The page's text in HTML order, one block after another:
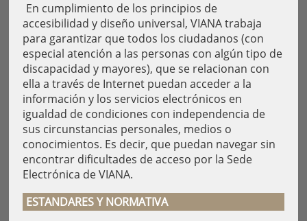
En cumplimiento de los principios de
accesibilidad y diseño universal, VIANA trabaja
para garantizar que todos los ciudadanos (con
especial atención a las personas con algún tipo de
discapacidad y mayores), que se relacionan con
ella a través de Internet puedan acceder a la
información y los servicios electrónicos en
igualdad de condiciones con independencia de
sus circunstancias personales, medios o
conocimientos. Es decir, que puedan navegar sin
encontrar dificultades de acceso por la Sede
Electrónica de VIANA.
ESTANDARES Y NORMATIVA